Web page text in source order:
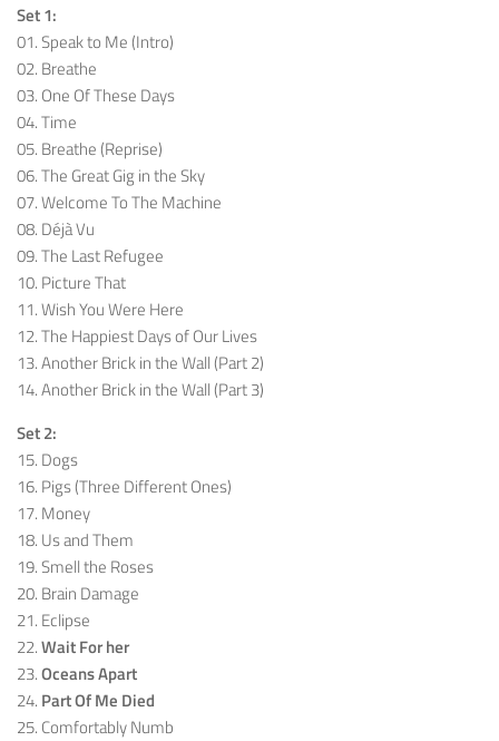
Set 1:
01. Speak to Me (Intro)
02. Breathe
03. One Of These Days
04. Time
05. Breathe (Reprise)
06. The Great Gig in the Sky
07. Welcome To The Machine
08. Déjà Vu
09. The Last Refugee
10. Picture That
11. Wish You Were Here
12. The Happiest Days of Our Lives
13. Another Brick in the Wall (Part 2)
14. Another Brick in the Wall (Part 3)
Set 2:
15. Dogs
16. Pigs (Three Different Ones)
17. Money
18. Us and Them
19. Smell the Roses
20. Brain Damage
21. Eclipse
22.Wait For her
23.Oceans Apart
24. Part Of Me Died
25. Comfortably Numb